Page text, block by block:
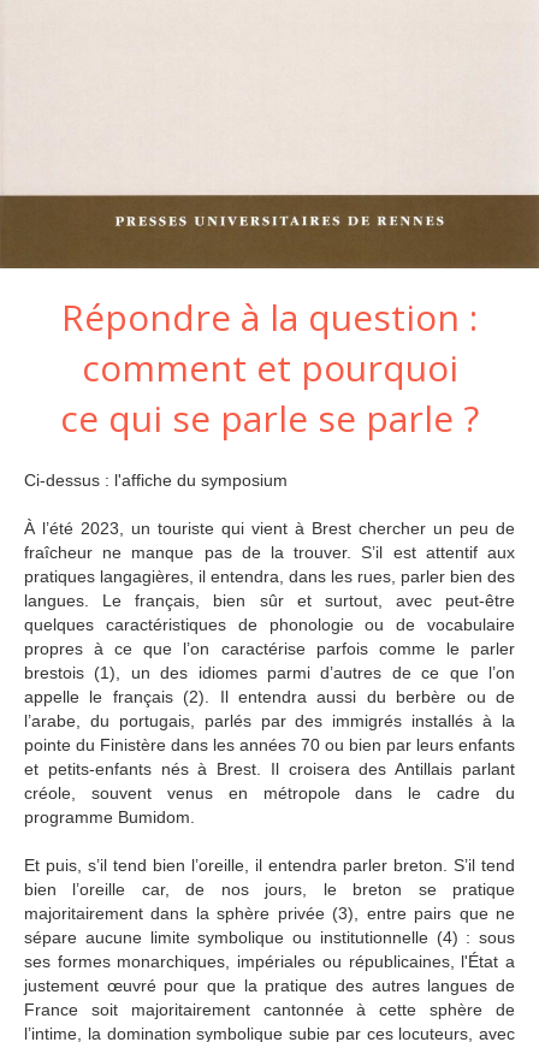
Répondre à la question :
comment et pourquoi
ce qui se parle se parle ?
Ci-dessus : l'affiche du symposium
À l’été 2023, un touriste qui vient à Brest chercher un peu de
fraîcheur ne manque pas de la trouver. S’il est attentif aux
pratiques langagières, il entendra, dans les rues, parler bien des
langues. Le français, bien sûr et surtout, avec peut-être
quelques caractéristiques de phonologie ou de vocabulaire
propres à ce que l’on caractérise parfois comme le parler
brestois (1), un des idiomes parmi d’autres de ce que l’on
appelle le français (2). Il entendra aussi du berbère ou de
l’arabe, du portugais, parlés par des immigrés installés à la
pointe du Finistère dans les années 70 ou bien par leurs enfants
et petits-enfants nés à Brest. Il croisera des Antillais parlant
créole, souvent venus en métropole dans le cadre du
programme Bumidom.
Et puis, s’il tend bien l’oreille, il entendra parler breton. S’il tend
bien l’oreille car, de nos jours, le breton se pratique
majoritairement dans la sphère privée (3), entre pairs que ne
sépare aucune limite symbolique ou institutionnelle (4) : sous
ses formes monarchiques, impériales ou républicaines, l'État a
justement œuvré pour que la pratique des autres langues de
France soit majoritairement cantonnée à cette sphère de
l’intime, la domination symbolique subie par ces locuteurs, avec